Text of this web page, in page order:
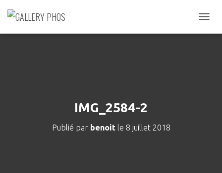
É
IMG_2584-2
Publié par benoitle 8 juillet 2018